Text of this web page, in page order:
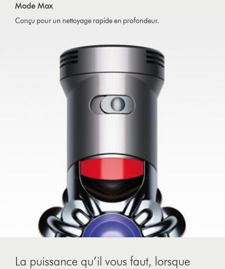
Mode Max
Conçu pour un nettoyage rapide en profondeur.
La puissance qu’il vous faut, lorsque